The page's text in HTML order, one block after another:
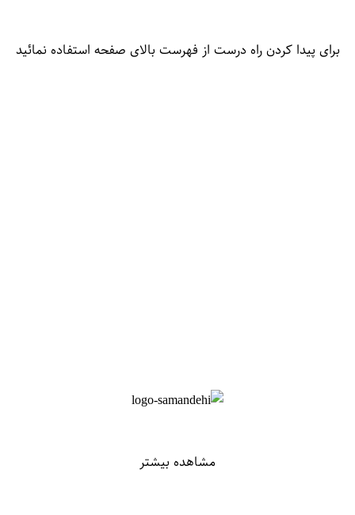
برای پیدا کردن راه درست از فهرست بالای صفحه استفاده نمائید
مشاهده بیشتر